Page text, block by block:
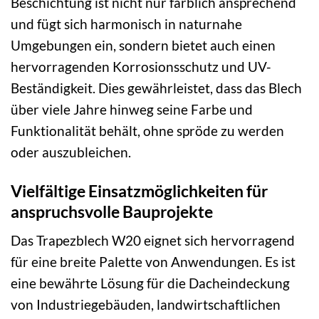
und fügt sich harmonisch in naturnahe
Umgebungen ein, sondern bietet auch einen
hervorragenden Korrosionsschutz und UV-
Beständigkeit. Dies gewährleistet, dass das Blech
über viele Jahre hinweg seine Farbe und
Funktionalität behält, ohne spröde zu werden
oder auszubleichen.
Vielfältige Einsatzmöglichkeiten für
anspruchsvolle Bauprojekte
Das Trapezblech W20 eignet sich hervorragend
für eine breite Palette von Anwendungen. Es ist
eine bewährte Lösung für die Dacheindeckung
von Industriegebäuden, landwirtschaftlichen